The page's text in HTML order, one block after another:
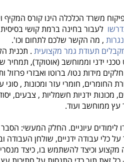
משרד הכלכלה הינו קורס
לעבור בחינה ברמת קושי
, מה הקשר שלכם לתחום וכו'.
תעודת גמר מקצועית . תכנית
ידני וממוחשב (אוטוקד), תמחיר
מידות נטו/ ברוטו ואבזרי פרזול
החומרים, חומרי עזר ומכונות , סוגי
מכונות ידניות חשמליות , צבעים,
עץ ממוחשב ועוד.
לימודים עיוניים. החלק המעשי:
כלי עבודה ידניים, שולחן העבודה
מקצוע וכיצד להשתמש בו, כיצד